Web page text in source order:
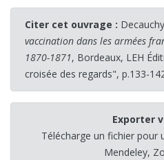
Citer cet ouvrage :
vaccination dans les armées
1870-1871, Bordeaux, LEH
croisée des regards", p.133-
Exporter
Télécharge un fichier pour
Mendeley,